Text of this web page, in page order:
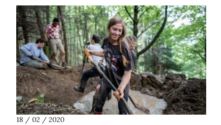
18 / 02 / 2020